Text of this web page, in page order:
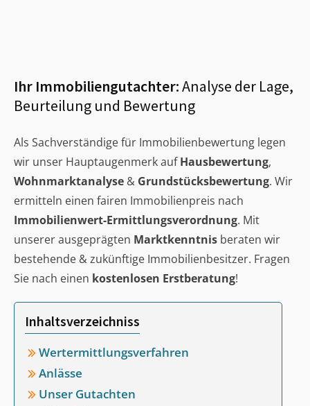
Ihr Immobiliengutachter:Analyse der Lage,
Beurteilung und Bewertung
Als Sachverständige für Immobilienbewertung legen
wir unser Hauptaugenmerk aufHausbewertung,
Wohnmarktanalyse & Grundstücksbewertung. Wir
ermitteln einen fairen Immobilienpreis nach
Immobilienwert-Ermittlungsverordnung. Mit
unserer ausgeprägten Marktkenntnis beraten wir
bestehende & zukünftige Immobilienbesitzer. Fragen
Sie nach einen kostenlosen Erstberatung!
Inhaltsverzeichniss
Wertermittlungsverfahren
Anlässe
Unser Gutachten